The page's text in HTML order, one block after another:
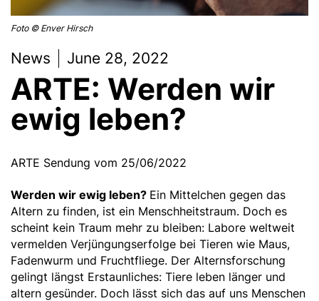
Foto © Enver Hirsch
News June 28, 2022
ARTE: Werden wir
ewig leben?
ARTE Sendung vom 25/06/2022
Werden wir ewig leben? Ein Mittelchen gegen das
Altern zu finden, ist ein Menschheitstraum. Doch es
scheint kein Traum mehr zu bleiben: Labore weltweit
vermelden Verjüngungserfolge bei Tieren wie Maus,
Fadenwurm und Fruchtfliege. Der Alternsforschung
gelingt längst Erstaunliches: Tiere leben länger und
altern gesünder. Doch lässt sich das auf uns Menschen